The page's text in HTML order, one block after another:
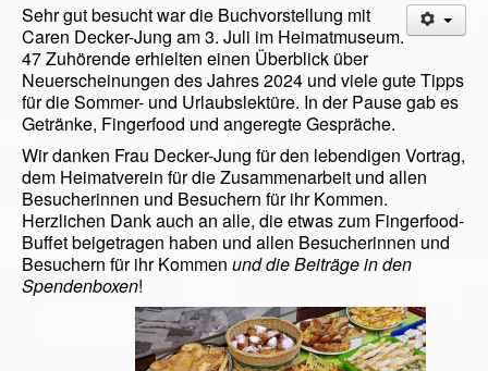
Sehr gut besucht war die Buchvorstellung mit
Caren Decker-Jung am 3. Juli im Heimatmuseum.
47 Zuhörende erhielten einen Überblick über
Neuerscheinungen des Jahres 2024 und viele gute Tipps
für die Sommer- und Urlaubslektüre. In der Pause gab es
Getränke, Fingerfood und angeregte Gespräche.
Wir danken Frau Decker-Jung für den lebendigen Vortrag,
dem Heimatverein für die Zusammenarbeit und allen
Besucherinnen und Besuchern für ihr Kommen.
Herzlichen Dank auch an alle, die etwas zum Fingerfood-
Buffet beigetragen haben und allen Besucherinnen und
Besuchern für ihr Kommen und die Beiträge in den
Spendenboxen!